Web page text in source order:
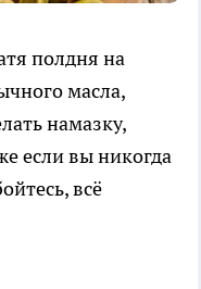
полдня на
масла,
намазку,
если вы никогда
всё